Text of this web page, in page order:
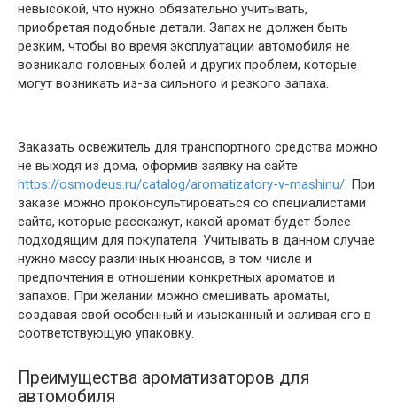
невысокой, что нужно обязательно учитывать,
приобретая подобные детали. Запах не должен быть
резким, чтобы во время эксплуатации автомобиля не
возникало головных болей и других проблем, которые
могут возникать из-за сильного и резкого запаха.
Заказать освежитель для транспортного средства можно
не выходя из дома, оформив заявку на сайте
https://osmodeus.ru/catalog/aromatizatory-v-mashinu/. При
заказе можно проконсультироваться со специалистами
сайта, которые расскажут, какой аромат будет более
подходящим для покупателя. Учитывать в данном случае
нужно массу различных нюансов, в том числе и
предпочтения в отношении конкретных ароматов и
запахов. При желании можно смешивать ароматы,
создавая свой особенный и изысканный и заливая его в
соответствующую упаковку.
Преимущества ароматизаторов для
автомобиля